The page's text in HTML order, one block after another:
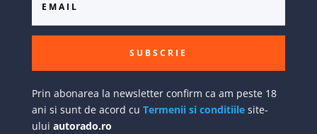
SUBSCRIE
Prin abonarea la newsletter confirm ca am peste 18
ani si sunt de acord cu Termenii si conditiilesite-
ului autorado.ro